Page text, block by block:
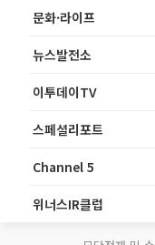
문화·라이프
뉴스발전소
이투데이TV
스페셜리포트
Channel 5
위너스IR클럽